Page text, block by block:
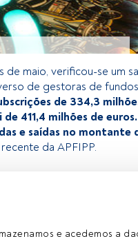
e acedemos a
de maio, verificou-se um
de gestoras de
de 334,3
411,4 milhões de
e saídas no montante
da APFIPP.
para os utilizadores
se e a desfrutar de todo